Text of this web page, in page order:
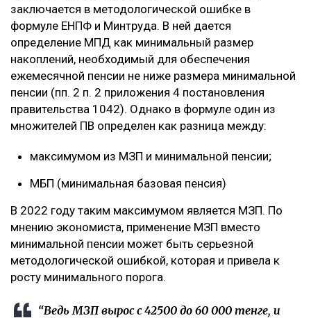
заключается в методологической ошибке в
формуле ЕНПФ и Минтруда. В ней дается
определение МПД как минимальный размер
накоплений, необходимый для обеспечения
ежемесячной пенсии не ниже размера минимальной
пенсии (пп. 2 п. 2 приложения 4 постановления
правительства 1042). Однако в формуле один из
множителей ПВ определен как разница между:
максимумом из МЗП и минимальной пенсии;
МБП (минимальная базовая пенсия)
В 2022 году таким максимумом является МЗП. По
мнению экономиста, применение МЗП вместо
минимальной пенсии может быть серьезной
методологической ошибкой, которая и привела к
росту минимального порога.
“Ведь МЗП вырос с 42500 до 60 000 тенге, и